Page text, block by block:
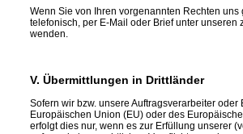
Wenn Sie von Ihren vorgenannten Rechten
telefonisch, per E-Mail oder Brief unter
wenden.
V. Übermittlungen in Drittländer
Sofern wir bzw. unsere Auftragsverarbeiter
Europäischen Union (EU) oder des
erfolgt dies nur, wenn es zur Erfüllung unserer